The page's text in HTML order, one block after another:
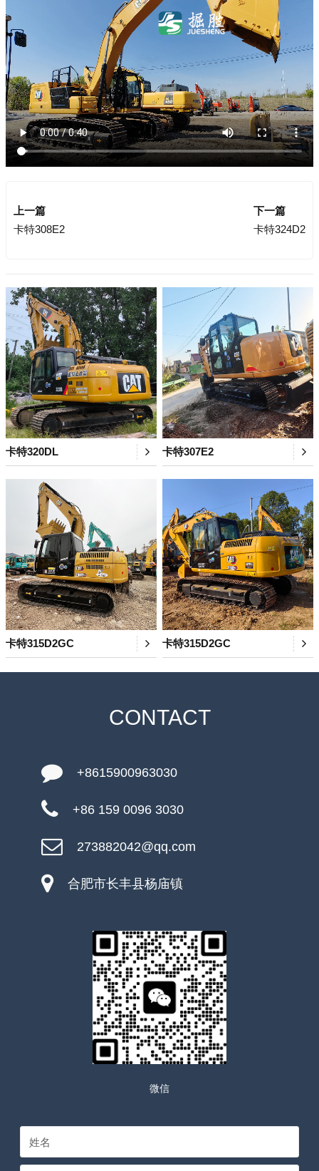
上一篇
卡特308E2
下一篇
卡特324D2
卡特320DL 卡特307E2
卡特315D2GC 卡特315D2GC
CONTACT
+8615900963030
+86 159 0096 3030
273882042@qq.com
合肥市长丰县杨庙镇
微信